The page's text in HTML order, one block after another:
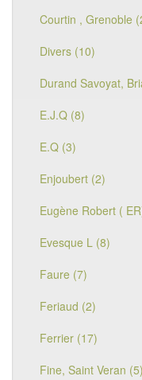
Courtin , Grenoble
Divers (10)
Durand Savoyat,
E.J.Q (8)
E.Q (3)
Enjoubert (2)
Eugène Robert (
Evesque L (8)
Faure (7)
Feriaud (2)
Ferrier (17)
Fine, Saint Veran (5)